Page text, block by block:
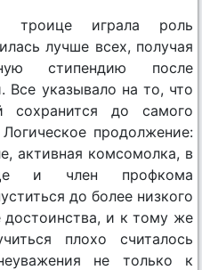
троице играла роль
лучше всех, получая
стипендию после
Все указывало на то, что
сохранится до самого
продолжение:
активная комсомолка, в
и член профкома
до более низкого
и к тому же
плохо считалось
не только к